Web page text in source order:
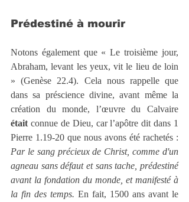
Prédestiné à mourir
Notons également que « Le troisième jour,
Abraham, levant les yeux, vit le lieu de loin
» (Genèse 22.4). Cela nous rappelle que
dans sa préscience divine, avant même la
était connue de Dieu, car l’apôtre dit dans 1
Par le sang précieux de Christ, comme d'un
agneau sans défaut et sans tache, prédestiné
avant la fondation du monde, et manifesté à
la fin des temps. En fait, 1500 ans avant le